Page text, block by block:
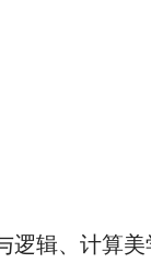
逻辑、计算